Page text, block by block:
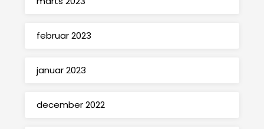
februar 2023
januar 2023
december 2022